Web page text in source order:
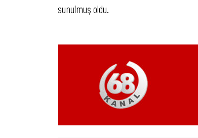
sunulmuş oldu.